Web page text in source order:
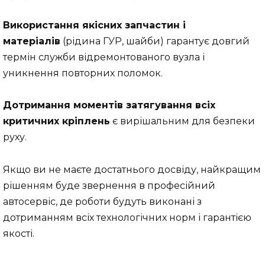
Використання якісних запчастин і
матеріалів (рідина ГУР, шайби) гарантує довгий
термін служби відремонтованого вузла і
уникнення повторних поломок.
Дотримання моментів затягування всіх
критичних кріплень є вирішальним для безпеки
руху.
Якщо ви не маєте достатнього досвіду, найкращим
рішенням буде звернення в професійний
автосервіс, де роботи будуть виконані з
дотриманням всіх технологічних норм і гарантією
якості.